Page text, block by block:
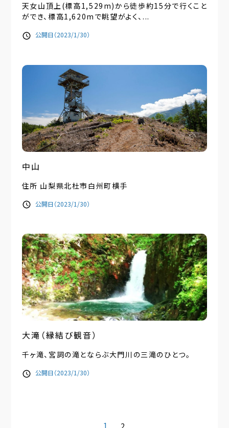
天女山頂上(標高1,529m)から徒歩約15分で行くこと
ができ、標高1,620mで眺望がよく、...
公開日（2023/1/30）
中山
住所 山梨県北杜市白州町横手
公開日（2023/1/30）
大滝（縁結び観音）
千ヶ滝、宮詞の滝とならぶ大門川の三滝のひとつ。
公開日（2023/1/30）